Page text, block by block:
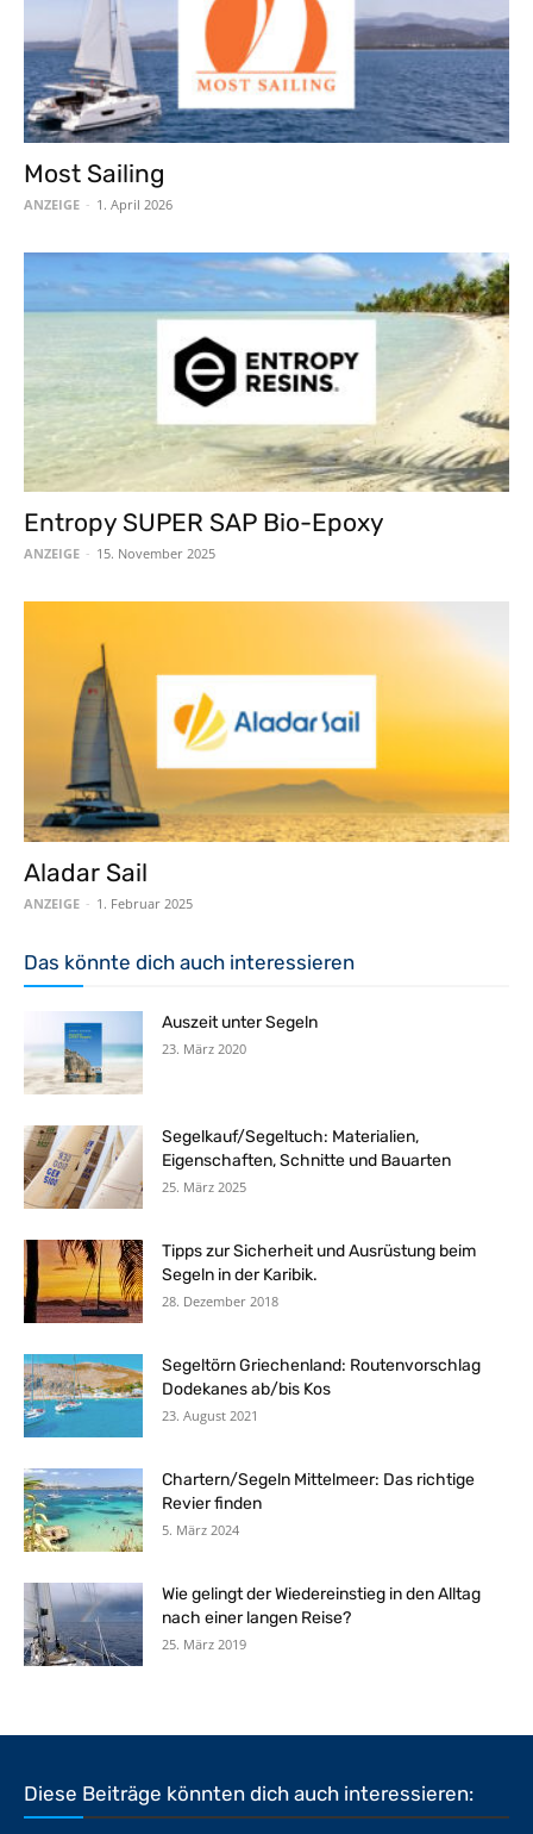
Most Sailing
ANZEIGE - 1. April 2026
Entropy SUPER SAP Bio-Epoxy
ANZEIGE - 15. November 2025
Aladar Sail
ANZEIGE - 1. Februar 2025
Das könnte dich auch interessieren
Auszeit unter Segeln
23. März 2020
Segelkauf/Segeltuch: Materialien,
Eigenschaften, Schnitte und Bauarten
25. März 2025
Tipps zur Sicherheit und Ausrüstung beim
Segeln in der Karibik.
28. Dezember 2018
Segeltörn Griechenland: Routenvorschlag
Dodekanes ab/bis Kos
23. August 2021
Chartern/Segeln Mittelmeer: Das richtige
Revier finden
5. März 2024
Wie gelingt der Wiedereinstieg in den Alltag
nach einer langen Reise?
25. März 2019
Diese Beiträge könnten dich auch interessieren: